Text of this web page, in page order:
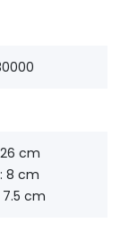
cm
8 cm
cm